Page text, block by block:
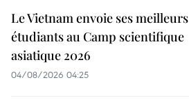
Le Vietnam envoie ses meilleurs
étudiants au Camp scientifique
asiatique 2026
04/08/2026 04:25